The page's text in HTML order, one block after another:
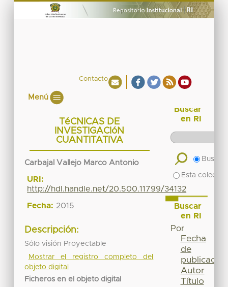
Contacto
Menú
TéCNICAS DE
INVESTIGACIóN
CUANTITATIVA
Carbajal Vallejo Marco Antonio
URI:
http://hdl.handle.net/20.500.11799/34132
Fecha: 2015
Descripción:
Sólo visión Proyectable
Mostrar el registro completo del
objeto digital
Ficheros en el objeto digital
Buscar
en RI
Buscar
Esta
Buscar
en RI
Por
Fecha
de
publicación
Autor
Título